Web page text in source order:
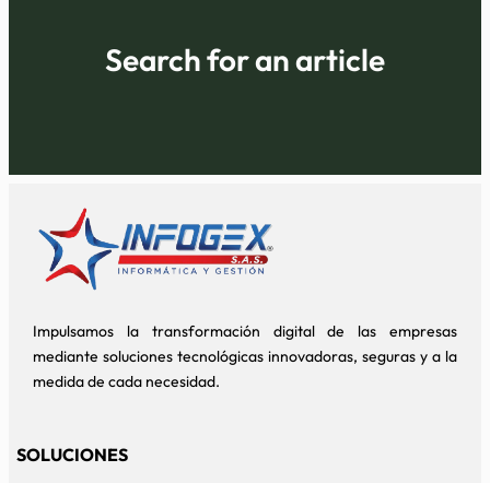
Search for an article
Impulsamos la transformación digital de las empresas
mediante soluciones tecnológicas innovadoras, seguras y a la
medida de cada necesidad.
SOLUCIONES